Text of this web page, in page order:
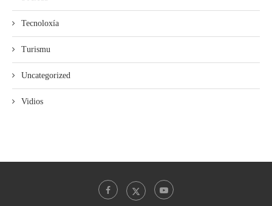
Tecnoloxía
Turismu
Uncategorized
Vidios